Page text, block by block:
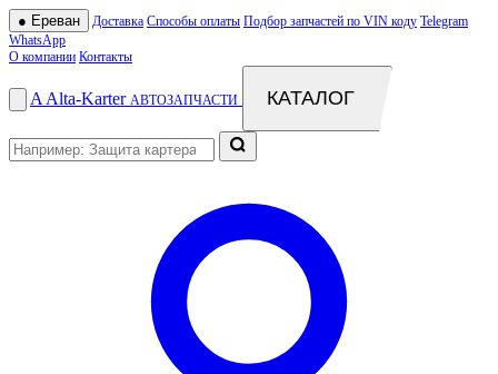
● Ереван Доставка Способы оплаты Подбор запчастей по VIN коду Telegram
WhatsApp
О компании Контакты
A Alta-Karter АВТОЗАПЧАСТИ КАТАЛОГ